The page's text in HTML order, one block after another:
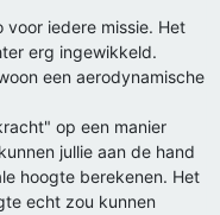
iedere missie. Het
erg ingewikkeld.
een aerodynamische
op een manier
jullie aan de hand
hoogte berekenen. Het
echt zou kunnen